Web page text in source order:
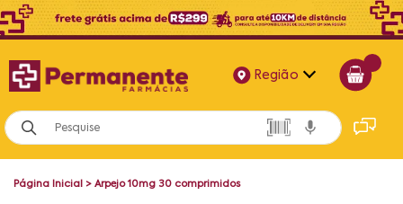
Região
Alagoas
Bahia
Página Inicial > Arpejo 10mg 30 comprimidos